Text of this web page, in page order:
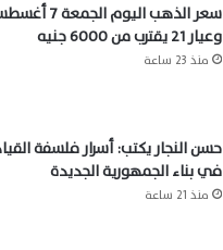
وعيار 21 يقترب من 6000 جنيه
منذ 23 ساعة
حسن النجار يكتب: أسرار فلسفة
في بناء الجمهورية الجديدة
منذ 21 ساعة